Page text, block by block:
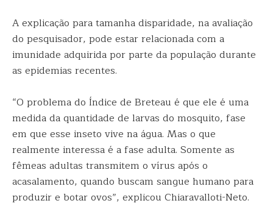
A explicação para tamanha disparidade, na avaliação
do pesquisador, pode estar relacionada com a
imunidade adquirida por parte da população durante
as epidemias recentes.
“O problema do Índice de Breteau é que ele é uma
medida da quantidade de larvas do mosquito, fase
em que esse inseto vive na água. Mas o que
realmente interessa é a fase adulta. Somente as
fêmeas adultas transmitem o vírus após o
acasalamento, quando buscam sangue humano para
produzir e botar ovos”, explicou Chiaravalloti-Neto.